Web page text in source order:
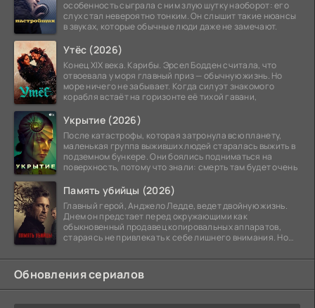
особенность сыграла с ним злую шутку наоборот: его
слух стал невероятно тонким. Он слышит такие нюансы
в звуках, которые обычные люди даже не замечают.
Утёс (2026)
Конец XIX века. Карибы. Эрсел Бодден считала, что
отвоевала у моря главный приз — обычную жизнь. Но
море ничего не забывает. Когда силуэт знакомого
корабля встаёт на горизонте её тихой гавани,
Укрытие (2026)
После катастрофы, которая затронула всю планету,
маленькая группа выживших людей старалась выжить в
подземном бункере. Они боялись подниматься на
поверхность, потому что знали: смерть там будет очень
Память убийцы (2026)
Главный герой, Анджело Ледде, ведет двойную жизнь.
Днем он предстает перед окружающими как
обыкновенный продавец копировальных аппаратов,
стараясь не привлекать к себе лишнего внимания. Но
Обновления сериалов